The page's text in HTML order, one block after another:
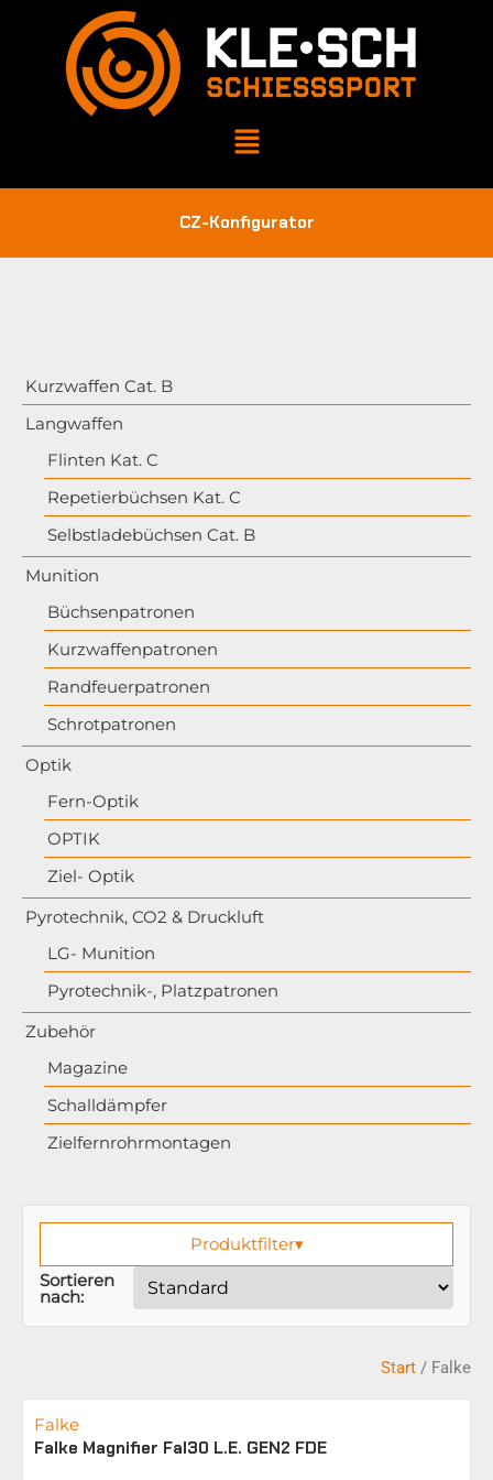
CZ-Konfigurator
Kurzwaffen Cat. B
Langwaffen
Flinten Kat. C
Repetierbüchsen Kat. C
Selbstladebüchsen Cat. B
Munition
Büchsenpatronen
Kurzwaffenpatronen
Randfeuerpatronen
Schrotpatronen
Optik
Fern-Optik
OPTIK
Ziel- Optik
Pyrotechnik, CO2 & Druckluft
LG- Munition
Pyrotechnik-, Platzpatronen
Zubehör
Magazine
Schalldämpfer
Zielfernrohrmontagen
Produktfilter▾
Sortieren
nach:
Start / Falke
Falke
Falke Magnifier Fal30 L.E. GEN2 FDE